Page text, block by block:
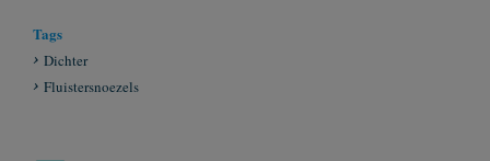
Tags
Dichter
Fluistersnoezels